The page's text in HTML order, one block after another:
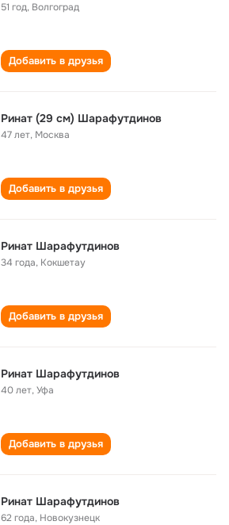
51 год, Волгоград
Добавить в друзья
Ринат (29 см) Шарафутдинов
47 лет, Москва
Добавить в друзья
Ринат Шарафутдинов
34 года, Кокшетау
Добавить в друзья
Ринат Шарафутдинов
40 лет,Уфа
Добавить в друзья
Ринат Шарафутдинов
62 года, Новокузнецк